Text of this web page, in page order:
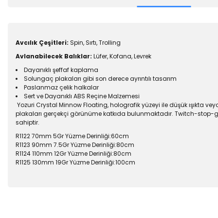
Avcılık Çeşitleri: Spin, Sırtı, Trolling
Avlanabilecek Balıklar: Lüfer, Kofana, Levrek
Dayanıklı şeffaf kaplama
Solungaç plakaları gibi son derece ayrıntılı tasarım
Paslanmaz çelik halkalar
Sert ve Dayanıklı ABS Reçine Malzemesi
Yozuri Crystal Minnow Floating, holografik yüzeyi ile düşük ışıkta
plakaları gerçekçi görünüme katkıda bulunmaktadır. Twitch-stop-
sahiptir.
R1122 70mm 5GrYüzme Derinliği:60cm
R1123 90mm 7.5Gr Yüzme Derinliği:80cm
R1124 110mm 12Gr Yüzme Derinliği:80cm
R1125 130mm 19Gr Yüzme Derinliği:100cm